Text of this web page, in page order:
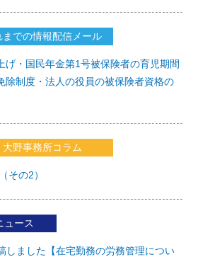
までの情報配信メール
げ・国民年金第1号被保険者の育児期間
除制度・法人の役員の被保険者資格の
大野事務所コラム
その2）
ュース
しました【在宅勤務の労務管理につい